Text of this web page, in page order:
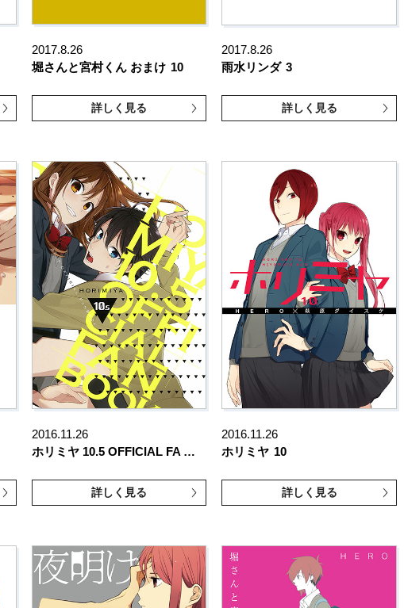
2017.8.26
堀さんと宮村くん おまけ 10
詳しく見る
2017.8.26
雨水リンダ 3
詳しく見る
2016.11.26
ホリミヤ 10.5 OFFICIAL FA …
詳しく見る
2016.11.26
ホリミヤ 10
詳しく見る